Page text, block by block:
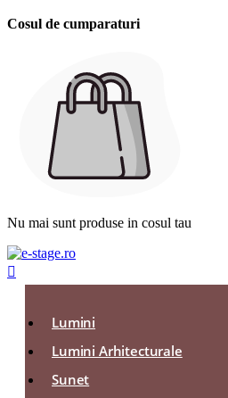
Cosul de cumparaturi
Nu mai sunt produse in cosul tau

Lumini
Lumini Arhitecturale
Sunet